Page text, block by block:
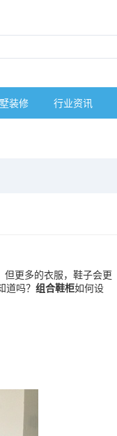
装修 行业资讯
更多的衣服，鞋子会更
吗？ 组合鞋柜如何设